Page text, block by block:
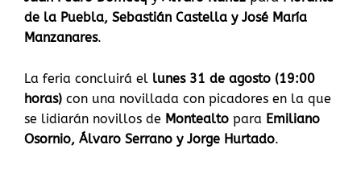
de la Puebla, Sebastián Castella y José María
Manzanares.
La feria concluirá el lunes 31 de agosto (19:00
horas) con una novillada con picadores en la que
se lidiarán novillos de Montealto para Emiliano
Osornio, Álvaro Serrano y Jorge Hurtado.